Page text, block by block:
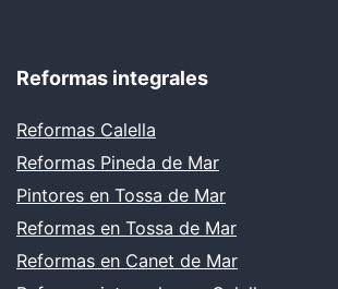
Reformas integrales
Reformas Calella
Reformas Pineda de Mar
Pintores en Tossa de Mar
Reformas en Tossa de Mar
Reformas en Canet de Mar